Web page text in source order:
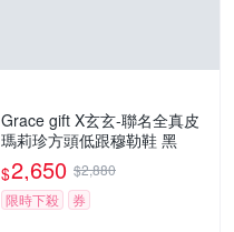
Grace gift X玄玄-聯名全真皮
瑪莉珍方頭低跟穆勒鞋 黑
$2,650 $2,880
限時下殺
券